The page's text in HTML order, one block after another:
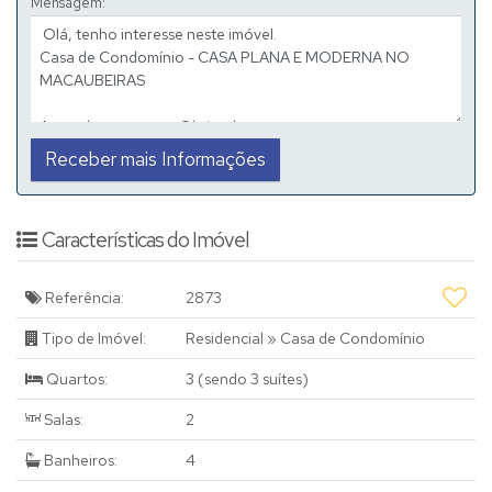
Características do Imóvel
Referência: 2873
Tipo de Imóvel: Residencial » Casa de Condomínio
Quartos: 3 (sendo 3 suítes)
Salas: 2
Banheiros: 4